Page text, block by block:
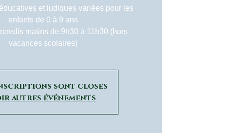
et ludiques variées pour les
enfants de 0 à 9 ans
matins de 9h30 à 11h30 (hors
vacances scolaires)
sont closes
autres événements